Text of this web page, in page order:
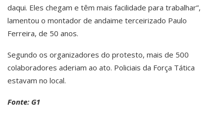
daqui. Eles chegam e têm mais facilidade para trabalhar”,
lamentou o montador de andaime terceirizado Paulo
Ferreira, de 50 anos.
Segundo os organizadores do protesto, mais de 500
colaboradores aderiam ao ato. Policiais da Força Tática
estavam no local.
Fonte: G1